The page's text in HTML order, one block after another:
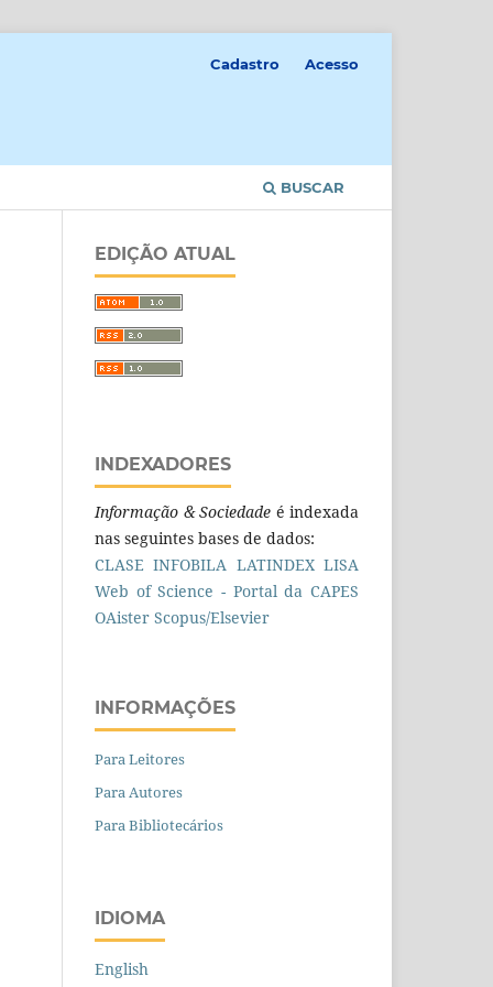
BUSCAR
Cadastro Acesso
EDIÇÃO ATUAL
INDEXADORES
Informação & Sociedade é indexada
nas seguintes bases de dados:
CLASE INFOBILA LATINDEX LISA
Web of Science - Portal da CAPES
OAister Scopus/Elsevier
INFORMAÇÕES
Para Leitores
Para Autores
Para Bibliotecários
IDIOMA
English